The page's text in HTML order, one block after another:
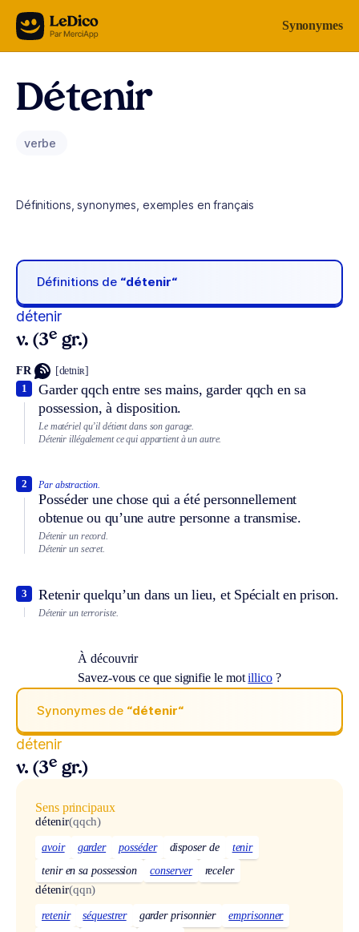
Aller au contenu Synonymes
Détenir
verbe
Définitions, synonymes, exemples en français
Définitions de “détenir“
détenir
v. (3e gr.)
FR [detniʀ]
Garder qqch entre ses mains, garder qqch en sa
possession, à disposition.
1
Le matériel qu’il détient dans son garage.
Détenir illégalement ce qui appartient à un autre.
Par abstraction.
Posséder une chose qui a été personnellement
obtenue ou qu’une autre personne a transmise.
2
Détenir un record.
Détenir un secret.
Retenir quelqu’un dans un lieu, et Spécialt en prison.
3
Détenir un terroriste.
À découvrir
Savez-vous ce que signifie le motillico?
Synonymes de “détenir“
détenir
v. (3e gr.)
Sens principaux
détenir(qqch)
avoir garder posséder disposer de
tenir
tenir en sa possession
conserver receler
détenir(qqn)
retenir séquestrer garder prisonnier
emprisonner